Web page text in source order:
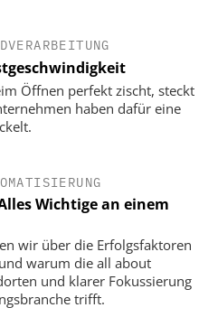
Öffnen perfekt zischt, steckt
haben dafür eine
Wichtige an einem
wir über die Erfolgsfaktoren
warum die all about
und klarer Fokussierung
trifft.